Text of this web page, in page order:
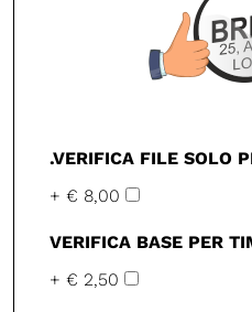
.VERIFICA FILE SOLO
+ € 8,00
VERIFICA BASE PER
+ € 2,50